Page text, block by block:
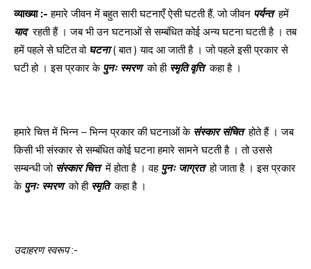
व्याख्या:-हमारे जीवन में बहुत सारी घटनाएँ ऐसी घटती हैं, जो जीवन पर्यन्तहमें
यादरहती हैं । जब भी उन घटनाओं से सम्बंधित कोई अन्य घटना घटती है । तब
हमें पहले से घटित वो घटना( बात ) याद आ जाती है । जो पहले इसी प्रकार से
घटी हो । इस प्रकार के पुनः स्मरणको ही स्मृति वृत्तिकहा है ।
हमारे चित्त में भिन्न – भिन्न प्रकार की घटनाओं के संस्कार संचितहोते हैं । जब
किसी भी संस्कार से सम्बंधित कोई घटना हमारे सामने घटती है । तो उससे
सम्बन्धी जो संस्कार चित्तमें होता है । वह पुनः जाग्रतहो जाता है । इस प्रकार
के पुनः स्मरणको ही स्मृतिकहा है ।
उदाहरण स्वरूप:-